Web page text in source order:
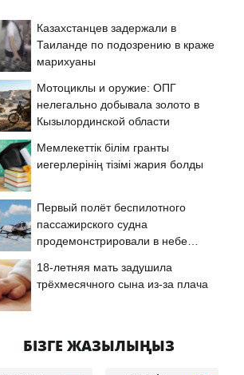
Казахстанцев задержали в
Таиланде по подозрению в краже
марихуаны
Мотоциклы и оружие: ОПГ
нелегально добывала золото в
Кызылординской области
Мемлекеттік білім гранты
иегерлерінің тізімі жария болды
Первый полёт беспилотного
пассажирского судна
продемонстрировали в небе
18-летняя мать задушила
трёхмесячного сына из-за плача
БІЗГЕ ЖАЗЫЛЫҢЫЗ